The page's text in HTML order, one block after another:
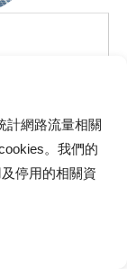
計網路流量相關
。我們的
停用的相關資
供應商自評分
達20%